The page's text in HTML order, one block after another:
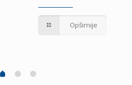
Opširnije